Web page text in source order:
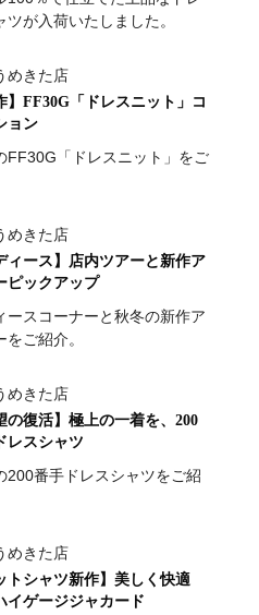
ツが入荷いたしました。
めきた店
】FF30G「ドレスニット」コ
ョン
FF30G「ドレスニット」をご
めきた店
ィース】店内ツアーと新作ア
ピックアップ
ースコーナーと秋冬の新作ア
をご紹介。
めきた店
の復活】極上の一着を、200
レスシャツ
200番手ドレスシャツをご紹
めきた店
トシャツ新作】美しく快適
イゲージジャカード